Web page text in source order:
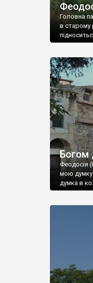
Головна
в старому
Богом
Феодосія
мою
думка в
запрошую